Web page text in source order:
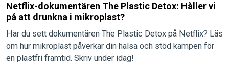
Netflix-dokumentären The Plastic Detox: Håller vi
på att drunkna i mikroplast?
Har du sett dokumentären The Plastic Detox på Netflix? Läs
om hur mikroplast påverkar din hälsa och stöd kampen för
en plastfri framtid. Skriv under idag!